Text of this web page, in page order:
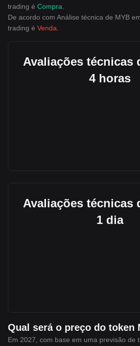
trading é Compra
De acordo com Análise técnica de MYB
trading é Venda
Avaliações técnicas
4 horas
Avaliações técnicas
1 dia
Qual será o preço do token
Em 2027, com base em uma previsão de